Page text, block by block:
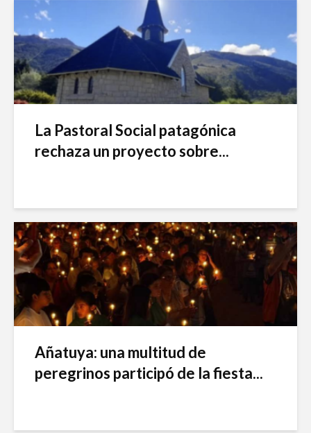
La Pastoral Social patagónica
rechaza un proyecto sobre...
Añatuya: una multitud de
peregrinos participó de la fiesta...